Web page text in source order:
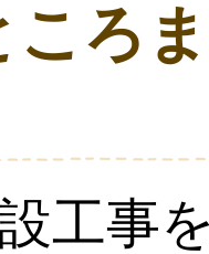
ころ
工事